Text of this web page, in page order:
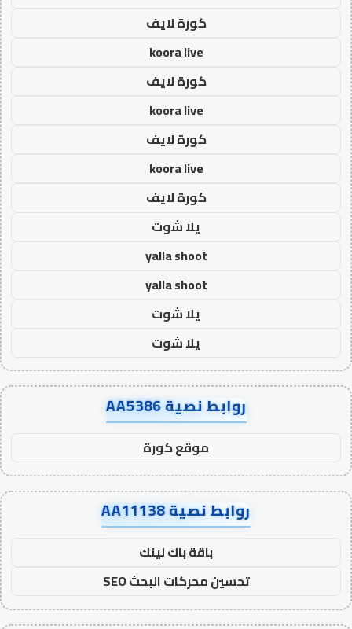
كورة لايف
koora live
كورة لايف
koora live
كورة لايف
koora live
كورة لايف
يلا شوت
yalla shoot
yalla shoot
يلا شوت
يلا شوت
روابط نصية AA5386
موقع كورة
روابط نصية AA11138
باقة باك لينك
تحسين محركات البحث SEO